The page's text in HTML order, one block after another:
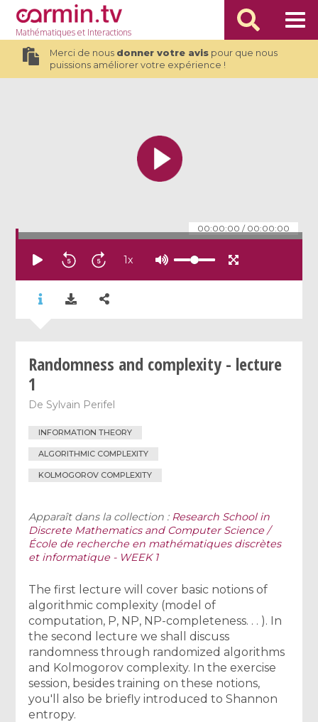
Mathématiqueset Interactions
Merci de nous donner votre avispour que nous
puissions améliorer votre expérience !
00:00:00 / 00:00:00
1x
Randomness and complexity - lecture
1
De Sylvain Perifel
INFORMATION THEORY
ALGORITHMIC COMPLEXITY
KOLMOGOROV COMPLEXITY
Apparaît dans la collection : Research School in
Discrete Mathematics and Computer Science /
École de recherche en mathématiques discrètes
et informatique - WEEK 1
The first lecture will cover basic notions of
algorithmic complexity (model of
computation, P, NP, NP-completeness. . . ). In
the second lecture we shall discuss
randomness through randomized algorithms
and Kolmogorov complexity. In the exercise
session, besides training on these notions,
you'll also be briefly introduced to Shannon
entropy.